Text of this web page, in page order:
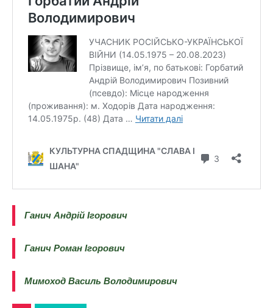
Ганич Андрій Ігорович
Ганич Роман Ігорович
Мимоход Василь Володимирович